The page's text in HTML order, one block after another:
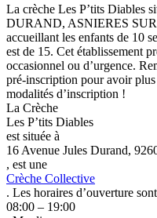
La crèche Les P’tits Diables
DURAND, ASNIERES SUR
accueillant les enfants de 10
est de 15. Cet établissement
occasionnel ou d’urgence.
pré-inscription pour avoir
modalités d’inscription !
La Crèche
Les P’tits Diables
est située à
16 Avenue Jules Durand,
, est une
Crèche Collective
. Les horaires d’ouverture
08:00 – 19:00